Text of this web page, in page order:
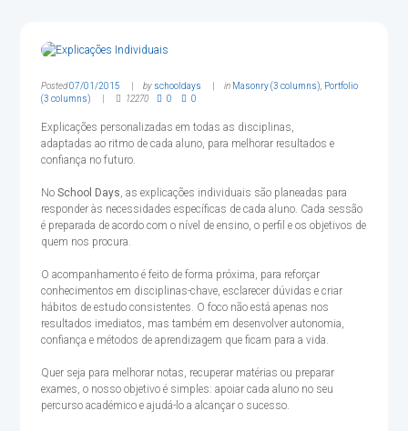
Posted07/01/2015 by schooldays in Masonry (3 columns), Portfolio
(3 columns)
12270 0 0
Explicações personalizadas em todas as disciplinas,
adaptadas ao ritmo de cada aluno, para melhorar resultados e
confiança no futuro.
No School Days, as explicações individuais são planeadas para
responder às necessidades específicas de cada aluno. Cada sessão
é preparada de acordo com o nível de ensino, o perfil e os objetivos de
quem nos procura.
O acompanhamento é feito de forma próxima, para reforçar
conhecimentos em disciplinas-chave, esclarecer dúvidas e criar
hábitos de estudo consistentes. O foco não está apenas nos
resultados imediatos, mas também em desenvolver autonomia,
confiança e métodos de aprendizagem que ficam para a vida.
Quer seja para melhorar notas, recuperar matérias ou preparar
exames, o nosso objetivo é simples: apoiar cada aluno no seu
percurso académico e ajudá-lo a alcançar o sucesso.